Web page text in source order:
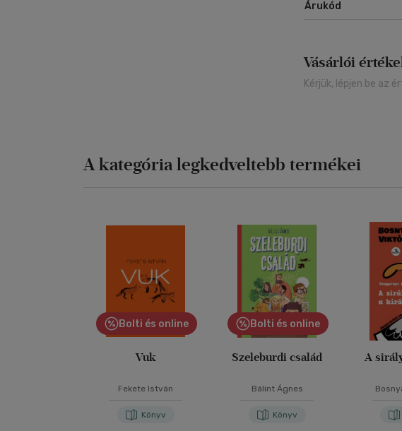
Árukód
Vásárlói
Kérjük, lépjen be az
A kategória legkedveltebb termékei
Bolti és online
Vuk
Fekete István
Könyv
Bolti és online
Szeleburdi család
Bálint Ágnes
Könyv
A